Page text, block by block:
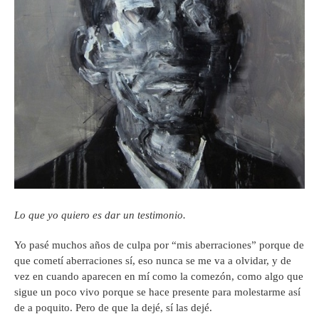
Lo que yo quiero es dar un testimonio.
Yo pasé muchos años de culpa por “mis aberraciones” porque de
que cometí aberraciones sí, eso nunca se me va a olvidar, y de
vez en cuando aparecen en mí como la comezón, como algo que
sigue un poco vivo porque se hace presente para molestarme así
de a poquito. Pero de que la dejé, sí las dejé.